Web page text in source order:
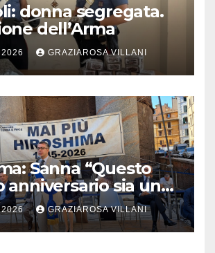
donna segregata.
dell’Arma
GRAZIAROSA VILLANI
Sanna “Questo
anniversario sia un
tutti”
2026 GRAZIAROSA VILLANI